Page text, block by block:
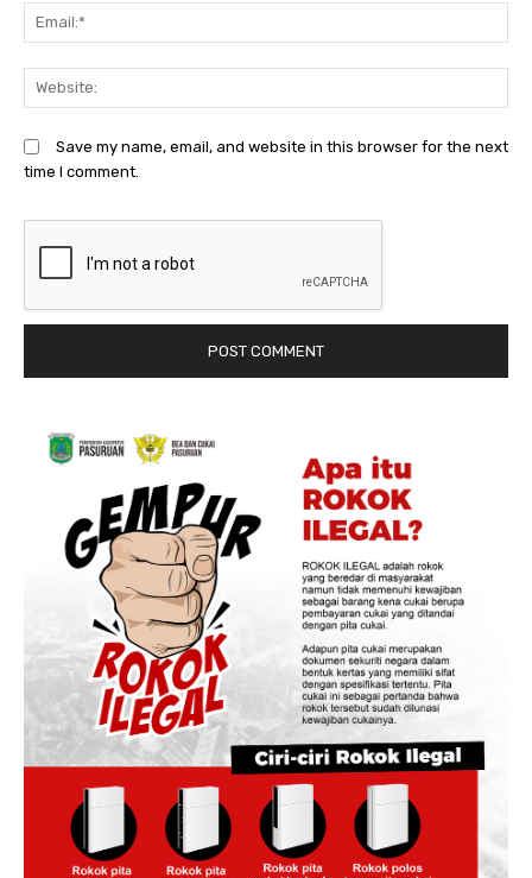
Save my name, email, and website in this browser for the next
time I comment.